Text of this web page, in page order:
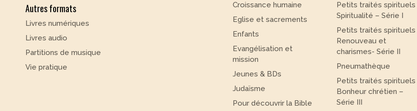
Autres formats
Livres numériques
Livres audio
Partitions de musique
Vie pratique
Croissance humaine
Eglise et sacrements
Enfants
Evangélisation et
mission
Jeunes & BDs
Judaïsme
Pour découvrir la Bible
Petits traités spirituels
Spiritualité – Série I
Petits traités spirituels
Renouveau et
charismes- Série II
Pneumathèque
Petits traités spirituels
Bonheur chrétien –
Série III